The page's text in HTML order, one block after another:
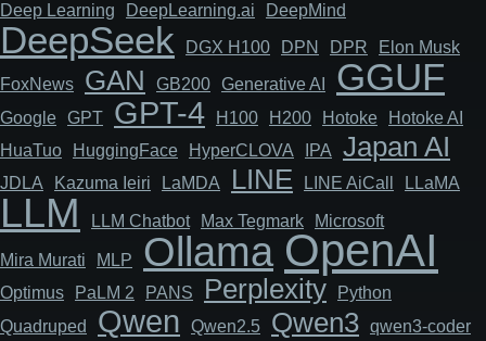
Deep Learning
DeepLearning.ai DeepMind
DeepSeek DGX H100 DPN DPR
Elon Musk
FoxNews
GAN GB200 Generative AI GGUF
Google GPT GPT-4 H100 H200 Hotoke
Hotoke AI
HuaTuo
HuggingFace HyperCLOVA IPA Japan AI
JDLA Kazuma Ieiri LaMDA LINE LINE AiCall LLaMA
LLM LLM Chatbot Max Tegmark Microsoft
Mira Murati MLP Ollama OpenAI
Optimus PaLM 2 PANS Perplexity
Python
Quadruped
Qwen Qwen2.5 Qwen3 qwen3-coder